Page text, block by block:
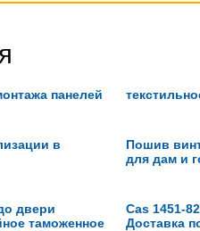
панелей
в
Пошив
для дам и
двери
таможенное
Cas 1451-
Доставка